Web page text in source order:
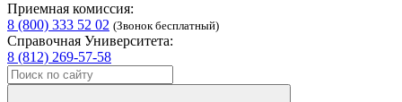
Приемная комиссия:
8 (800) 333 52 02 (Звонок бесплатный)
Справочная Университета:
8 (812) 269-57-58